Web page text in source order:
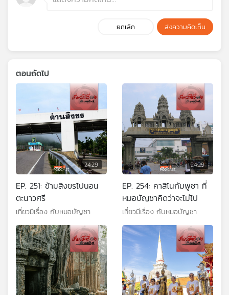
ยกเลิก ส่งความคิดเห็น
ตอนถัดไป
24:29
EP. 251: ข้ามสิงขรไปนอน
ตะนาวศรี
เที่ยวมีเรื่อง กับหมอบัญชา
24:29
EP. 254: คาสิโนกัมพูชา ที่
หมอบัญชาคิดว่าจะไม่ไป
เที่ยวมีเรื่อง กับหมอบัญชา